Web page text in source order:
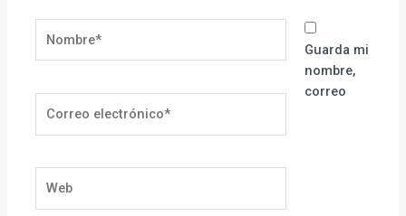
electrónico*
Guarda mi
nombre,
correo